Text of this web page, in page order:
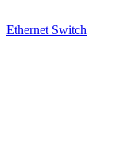
Ethernet Switch